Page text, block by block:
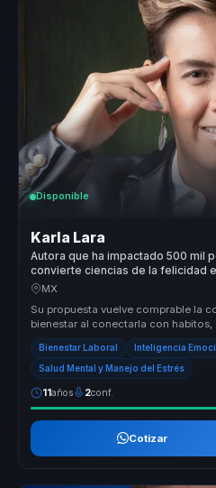
Disponible
Karla Lara
Autora que ha impactado 500 mil
convierte ciencias de la felicidad
equipos.
MX
Su propuesta vuelve comprable la
bienestar al conectarla con
sostenibilidad d...
Bienestar Laboral Inteligencia
Salud Mental y Manejo del Estrés
11años 2conf.
Cotizar